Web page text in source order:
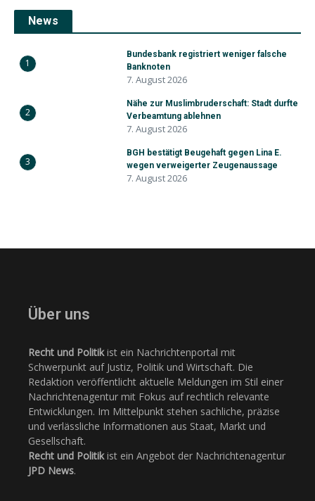
News
1
Bundesbank registriert weniger falsche
Banknoten
7. August 2026
2
Nähe zur Muslimbruderschaft: Stadt durfte
Verbeamtung ablehnen
7. August 2026
3
BGH bestätigt Beugehaft gegen Lina E.
wegen verweigerter Zeugenaussage
7. August 2026
Über uns
Recht und Politikist ein Nachrichtenportal mit
Schwerpunkt auf Justiz, Politik und Wirtschaft. Die
Redaktion veröffentlicht aktuelle Meldungen im Stil einer
Nachrichtenagentur mit Fokus auf rechtlich relevante
Entwicklungen. Im Mittelpunkt stehen sachliche, präzise
und verlässliche Informationen aus Staat, Markt und
Gesellschaft.
Recht und Politikist ein Angebot der Nachrichtenagentur
JPD News.